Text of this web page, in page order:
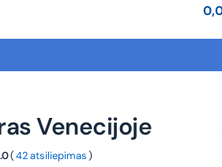
Venecijoje
(42 atsiliepimas)